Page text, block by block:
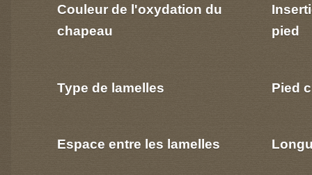
Couleur de l'oxydation du
chapeau
Type de lamelles
Espace entre les lamelles
pied
Pied